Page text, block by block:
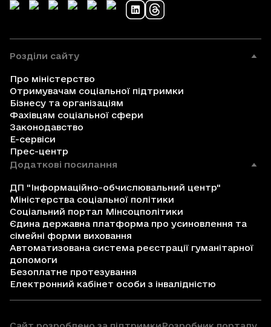
Розділи сайту
Про міністерство
Отримувачам соціальної підтримки
Бізнесу та організаціям
Фахівцям соціальної сфери
Законодавство
Е-сервіси
Прес-центр
Додаткові посилання
ДП "Інформаційно-обчислювальний центр"
Міністерства соціальної політики
Соціальний портал Мінсоцполітики
Єдина державна платформа про усиновлення та
сімейні форми виховання
Автоматизована система реєстрації гуманітарної
допомоги
Безоплатне протезування
Електронний кабінет особи з інвалідністю